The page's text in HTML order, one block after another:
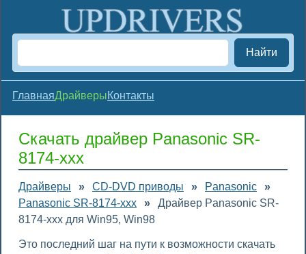
Найти
ГлавнаяДрайверыКонтакты
Скачать драйвер Panasonic SR-
8174-xxx
Драйверы » CD-DVD приводы » Panasonic
»
Panasonic SR-8174-xxx
»
Драйвер Panasonic SR-
8174-xxx для Win95, Win98
Это последний шаг на пути к возможности скачать